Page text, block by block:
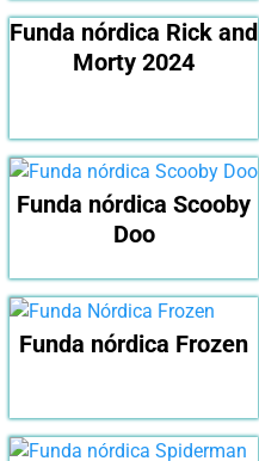
Funda nórdica Rick and
Morty 2024
Funda nórdica Scooby
Doo
Funda nórdica Frozen